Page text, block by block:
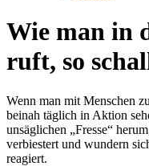
Wie man in
ruft, so
Wenn man mit Menschen
beinah täglich in Aktion
unsäglichen „Fresse“
verbiestert und wundern
reagiert.